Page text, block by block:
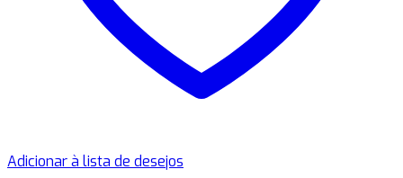
Adicionar à lista de desejos